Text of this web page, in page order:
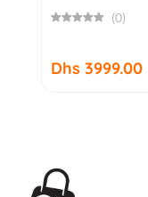
(0)
Dhs 3999.00